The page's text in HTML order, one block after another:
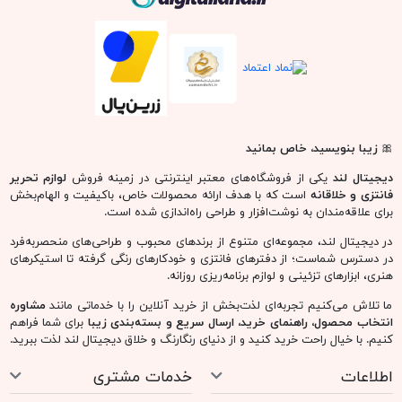
🎀زیبا بنویسید، خاص بمانید
دیجیتال لند یکی از فروشگاه‌های معتبر اینترنتی در زمینه فروش لوازم تحریر
فانتزی و خلاقانه است که با هدف ارائه محصولات خاص، باکیفیت و الهام‌بخش
برای علاقه‌مندان به نوشت‌افزار و طراحی راه‌اندازی شده است.
در دیجیتال لند، مجموعه‌ای متنوع از برندهای محبوب و طراحی‌های منحصربه‌فرد
در دسترس شماست؛ از دفترهای فانتزی و خودکارهای رنگی گرفته تا استیکرهای
هنری، ابزارهای تزئینی و لوازم برنامه‌ریزی روزانه.
ما تلاش می‌کنیم تجربه‌ای لذت‌بخش از خرید آنلاین را با خدماتی مانندمشاوره
انتخاب محصول، راهنمای خرید، ارسال سریع و بسته‌بندی زیبا برای شما فراهم
کنیم. با خیال راحت خرید کنید و از دنیای رنگارنگ و خلاق دیجیتال لند لذت ببرید.
اطلاعات خدمات مشتری